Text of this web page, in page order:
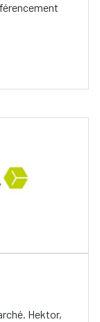
Hektor,